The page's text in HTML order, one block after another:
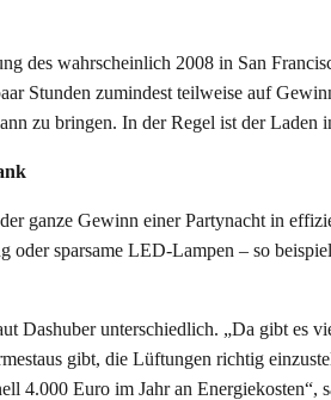
des wahrscheinlich 2008 in San
Stunden zumindest teilweise auf
zu bringen. In der Regel ist der Laden
ganze Gewinn einer Partynacht in
oder sparsame LED-Lampen – so
Dashuber unterschiedlich. „Da gibt
gibt, die Lüftungen richtig
4.000 Euro im Jahr an Energiekosten“,